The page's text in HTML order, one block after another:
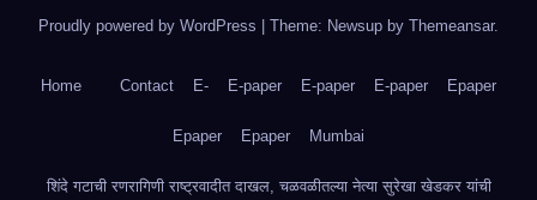
Proudly powered by WordPress Theme: Newsup by Themeansar.
Home Contact E- E-paper E-paper E-paper Epaper
Epaper Epaper Mumbai
शिंदे गटाची रणरागिणी राष्ट्रवादीत दाखल, चळवळीतल्या नेत्या सुरेखा खेडकर यांची